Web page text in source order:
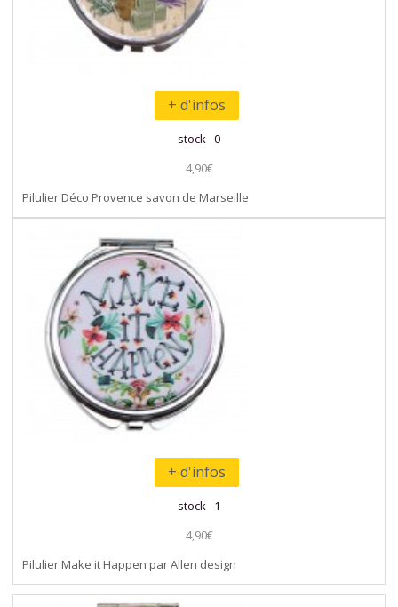
+ d'infos
stock 0
4,90€
Pilulier Déco Provence savon de Marseille
+ d'infos
stock 1
4,90€
Pilulier Make it Happen par Allen design